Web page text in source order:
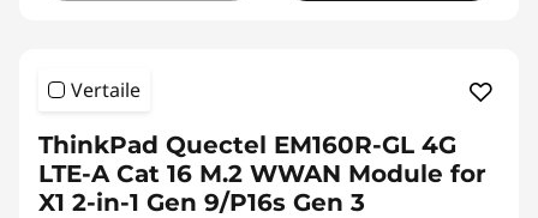
Vertaile
ThinkPad Quectel EM160R-GL 4G
LTE-A Cat 16 M.2 WWAN Module for
X1 2-in-1 Gen 9/P16s Gen 3